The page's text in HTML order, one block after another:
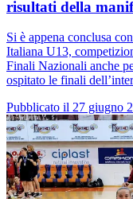
risultati della
Si è appena conclusa
Italiana U13,
Finali Nazionali anche
ospitato le finali
Pubblicato il 27 giugno